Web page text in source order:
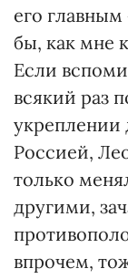
его
бы, как мне
Если
всякий раз
укреплении
Россией,
только
другими,
впрочем,